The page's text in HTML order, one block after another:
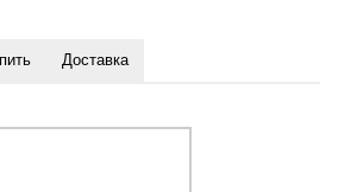
Доставка